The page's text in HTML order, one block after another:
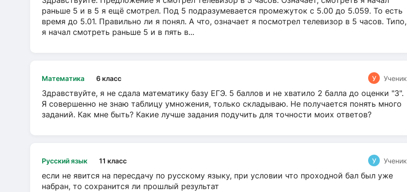
раньше 5 и в 5 я ещё смотрел. Под 5 подразумевается промежуток с 5.00 до 5.059. То есть
время до 5.01. Правильно ли я понял. А что, означает я посмотрел телевизор в 5 часов. Типо,
я начал смотреть раньше 5 и в пять в...
Математика 6 класс У Ученик
Здравствуйте, я не сдала математику базу ЕГЭ. 5 баллов и не хватило 2 балла до оценки "3".
Я совершенно не знаю таблицу умножения, только складываю. Не получается понять много
заданий. Как мне быть? Какие лучше задания подучить для точности моих ответов?
Русский язык 11 класс У Ученик
если не явится на пересдачу по русскому языку, при условии что проходной бал был уже
набран, то сохранится ли прошлый результат